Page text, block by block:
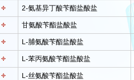
2-氨基异丁酸苄酯盐酸盐
甘氨酸苄酯盐酸盐
L-脯氨酸苄酯盐酸盐
L-苯丙氨酸苄酯盐酸盐
L-丝氨酸苄酯盐酸盐